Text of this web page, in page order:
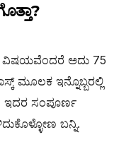
ವಿಷಯವೆಂದರೆ ಅದು 75
ಮೂಲಕ ಇನ್ನೊಬ್ಬರಲ್ಲಿ
ಇದರ ಸಂಪೂರ್ಣ
ಬನ್ನಿ.